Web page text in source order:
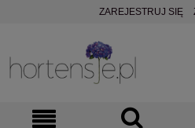
ZAREJESTRUJ SIĘ